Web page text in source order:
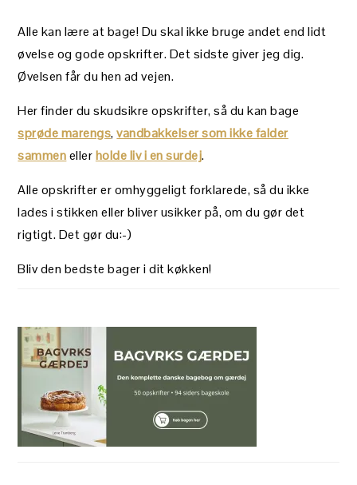
Alle kan lære at bage! Du skal ikke bruge andet end lidt
øvelse og gode opskrifter. Det sidste giver jeg dig.
Øvelsen får du hen ad vejen.
Her finder du skudsikre opskrifter, så du kan bage
sprøde marengs,vandbakkelser som ikke falder
sammenellerholde liv i en surdej.
Alle opskrifter er omhyggeligt forklarede, så du ikke
lades i stikken eller bliver usikker på, om du gør det
rigtigt. Det gør du:-)
Bliv den bedste bager i dit køkken!